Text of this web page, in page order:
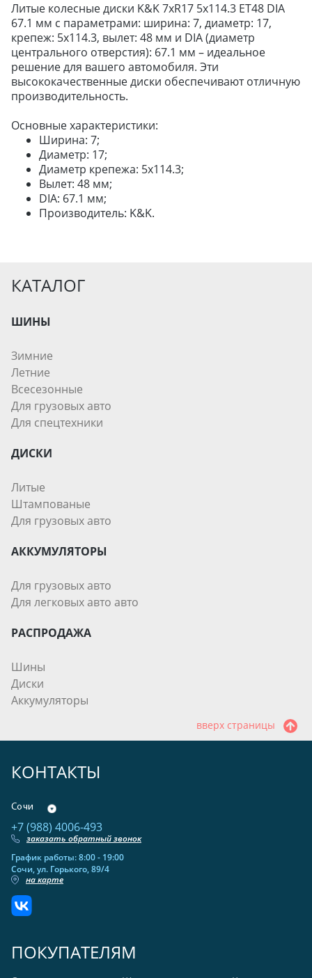
ДЛЯ ГРУЗОВЫХ АВТО
ДЛЯ ГРУЗОВЫХ АВТО
ДЛЯ ЛЕГКОВЫХ АВТО
ШИНЫ
ДИСКИ
АККУМУЛЯТОРЫ
Литые колесные диски K&K 7xR17 5x114.3 ET48 DIA
67.1 мм с параметрами: ширина: 7, диаметр: 17,
крепеж: 5x114.3, вылет: 48 мм и DIA (диаметр
центрального отверстия): 67.1 мм – идеальное
решение для вашего автомобиля. Эти
высококачественные диски обеспечивают отличную
производительность.
Основные характеристики:
Ширина: 7;
Диаметр: 17;
Диаметр крепежа: 5x114.3;
Вылет: 48 мм;
DIA: 67.1 мм;
Производитель: K&K.
КАТАЛОГ
ШИНЫ
Зимние
Летние
Всесезонные
Для грузовых авто
Для спецтехники
ДИСКИ
Литые
Штампованые
Для грузовых авто
АККУМУЛЯТОРЫ
Для грузовых авто
Для легковых авто авто
РАСПРОДАЖА
Шины
Диски
Аккумуляторы
вверх страницы
КОНТАКТЫ
Сочи
+7 (988) 4006-493
заказать обратный звонок
График работы: 8:00 - 19:00
Сочи, ул. Горького, 89/4
на карте
ПОКУПАТЕЛЯМ